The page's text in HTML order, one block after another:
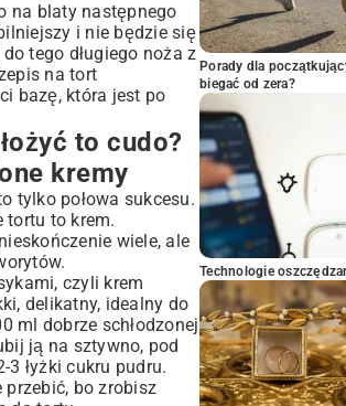
na blaty następnego
i nie będzie się
tego długiego noża z
na tort
bazę, która jest po
to cudo?
kremy
tylko połowa sukcesu.
tortu to krem.
wiele, ale
czyli krem
delikatny, idealny do
ml dobrze schłodzonej
ją na sztywno, pod
3 łyżki cukru pudru.
przebić, bo zrobisz
Porady dla
biegać od zera?
Technologie